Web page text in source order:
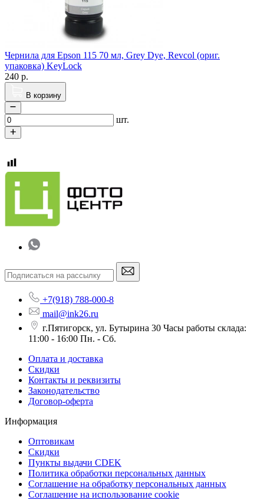
Чернила для Epson 115 70 мл, Grey Dye, Revcol (ориг.
упаковка) KeyLock
240 р.
В корзину
шт.
+7(918) 788-000-8
mail@ink26.ru
г.Пятигорск, ул. Бутырина 30 Часы работы склада:
11:00 - 16:00 Пн. - Сб.
Оплата и доставка
Скидки
Контакты и реквизиты
Законодательство
Договор-оферта
Информация
Оптовикам
Скидки
Пункты выдачи CDEK
Политика обработки персональных данных
Соглашение на обработку персональных данных
Соглашение на использование cookie